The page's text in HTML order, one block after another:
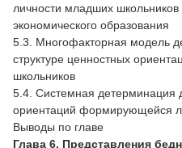
личности младших школьников
экономического образования
5.3. Многофакторная модель
структуре ценностных
школьников
5.4. Системная детерминация
ориентаций формирующейся
Выводы по главе
Глава 6. Представления